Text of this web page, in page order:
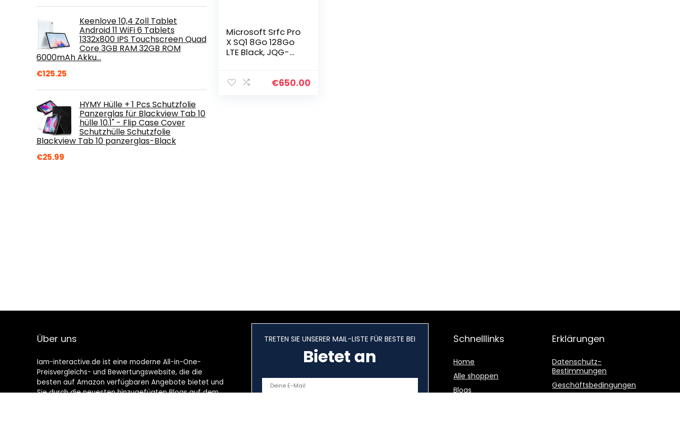
Keenlove 10,4 Zoll Tablet
Android 11 WiFi 6 Tablets
1332x800 IPS Touchscreen Quad
Core 3GB RAM 32GB ROM
6000mAh Akku…
€125.25
HYMY Hülle + 1 Pcs Schutzfolie
Panzerglas für Blackview Tab 10
hülle 10.1" - Flip Case Cover
Schutzhülle Schutzfolie
Blackview Tab 10 panzerglas-Black
€25.99
Microsoft Srfc Pro
X SQ1 8Go 128Go
LTE Black, JQG-
€650.00
Über uns
Iam-interactive.de ist eine moderne All-in-One-
Preisvergleichs- und Bewertungswebsite, die die
besten auf Amazon verfügbaren Angebote bietet und
Sie durch die neuesten hinzugefügten Blogs auf dem
TRETEN SIE UNSERER MAIL-LISTE FÜR BESTE BEI
Bietet an
Schnelllinks
Home
Alle shoppen
Blogs
Erklärungen
Datenschutz-
Bestimmungen
Geschäftsbedingungen